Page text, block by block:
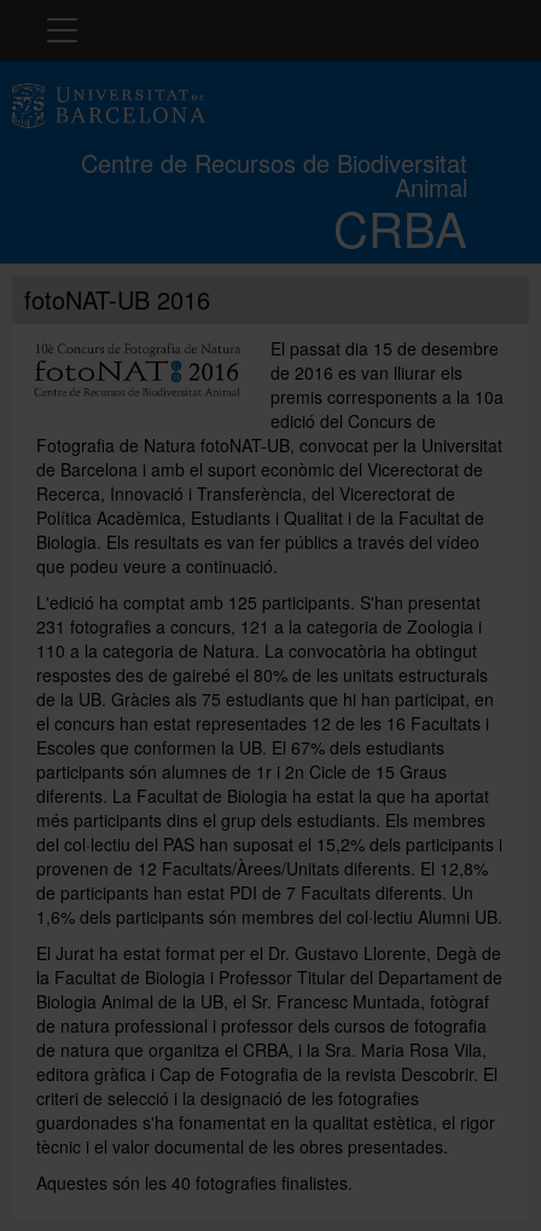
Navegació
Centre de Recursos de Biodiversitat
Animal
CRBA
Cursos
Concurs
Exposicions
Publicacions
Español
fotoNAT-UB 2016
El passat dia 15 de desembre
de 2016 es van lliurar els
premis corresponents a la 10a
edició del Concurs de
Fotografia de Natura fotoNAT-UB, convocat per la Universitat
de Barcelona i amb el suport econòmic del Vicerectorat de
Recerca, Innovació i Transferència, del Vicerectorat de
Política Acadèmica, Estudiants i Qualitat i de la Facultat de
Biologia. Els resultats es van fer públics a través del vídeo
que podeu veure a continuació.
L'edició ha comptat amb 125 participants. S'han presentat
231 fotografies a concurs, 121 a la categoria de Zoologia i
110 a la categoria de Natura. La convocatòria ha obtingut
respostes des de gairebé el 80% de les unitats estructurals
de la UB. Gràcies als 75 estudiants que hi han participat, en
el concurs han estat representades 12 de les 16 Facultats i
Escoles que conformen la UB. El 67% dels estudiants
participants són alumnes de 1r i 2n Cicle de 15 Graus
diferents. La Facultat de Biologia ha estat la que ha aportat
més participants dins el grup dels estudiants. Els membres
del col·lectiu del PAS han suposat el 15,2% dels participants i
provenen de 12 Facultats/Àrees/Unitats diferents. El 12,8%
de participants han estat PDI de 7 Facultats diferents. Un
1,6% dels participants són membres del col·lectiu Alumni UB.
El Jurat ha estat format per el Dr. Gustavo Llorente, Degà de
la Facultat de Biologia i Professor Titular del Departament de
Biologia Animal de la UB, el Sr. Francesc Muntada, fotògraf
de natura professional i professor dels cursos de fotografia
de natura que organitza el CRBA, i la Sra. Maria Rosa Vila,
editora gràfica i Cap de Fotografia de la revista Descobrir. El
criteri de selecció i la designació de les fotografies
guardonades s'ha fonamentat en la qualitat estètica, el rigor
tècnic i el valor documental de les obres presentades.
Aquestes són les 40 fotografies finalistes.